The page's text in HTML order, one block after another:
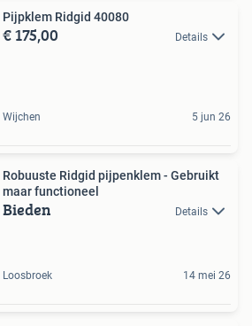
Pijpklem Ridgid 40080
€ 175,00 Details
Wijchen 5 jun 26
Robuuste Ridgid pijpenklem - Gebruikt
maar functioneel
Bieden Details
Loosbroek 14 mei 26